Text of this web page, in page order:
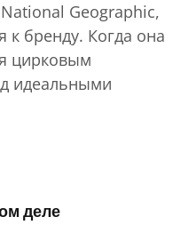
Geographic,
к бренду. Когда она
цирковым
идеальными
деле